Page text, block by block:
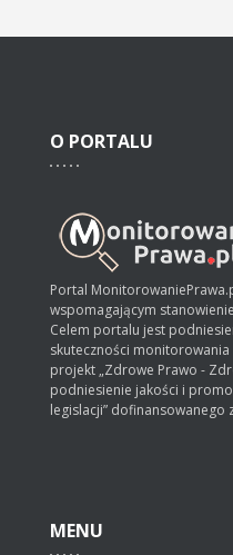
O PORTALU
Portal
wspomagającym
Celem portalu jest
skuteczności
projekt „Zdrowe Prawo -
podniesienie jakości i
legislacji” dofinansowanego
MENU